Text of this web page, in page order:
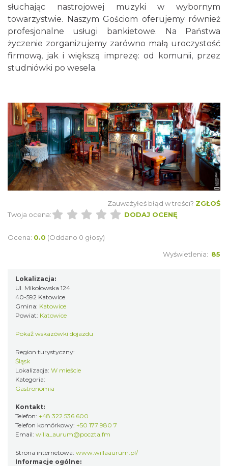
słuchając nastrojowej muzyki w wybornym
towarzystwie. Naszym Gościom oferujemy również
profesjonalne usługi bankietowe. Na Państwa
życzenie zorganizujemy zarówno małą uroczystość
firmową, jak i większą imprezę: od komunii, przez
studniówki po wesela.
Zauważyłeś błąd w treści? ZGŁOŚ
Twoja ocena:
DODAJ OCENĘ
Ocena: 0.0 (Oddano 0 głosy)
Wyświetlenia: 85
Lokalizacja:
Ul. Mikołowska 124
40-592 Katowice
Gmina: Katowice
Powiat: Katowice
Pokaż wskazówki dojazdu
Region turystyczny:
Śląsk
Lokalizacja: W mieście
Kategoria:
Gastronomia
Kontakt:
Telefon: +48 322 536 600
Telefon komórkowy: +50 177 980 7
Email: willa_aurum@poczta.fm
Strona internetowa: www.willaaurum.pl/
Informacje ogólne: